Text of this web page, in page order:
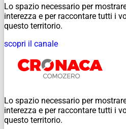
Lo spazio necessario per
interezza e per raccontare tutti i
questo territorio.
scopri il canale
Lo spazio necessario per
interezza e per raccontare tutti i
questo territorio.